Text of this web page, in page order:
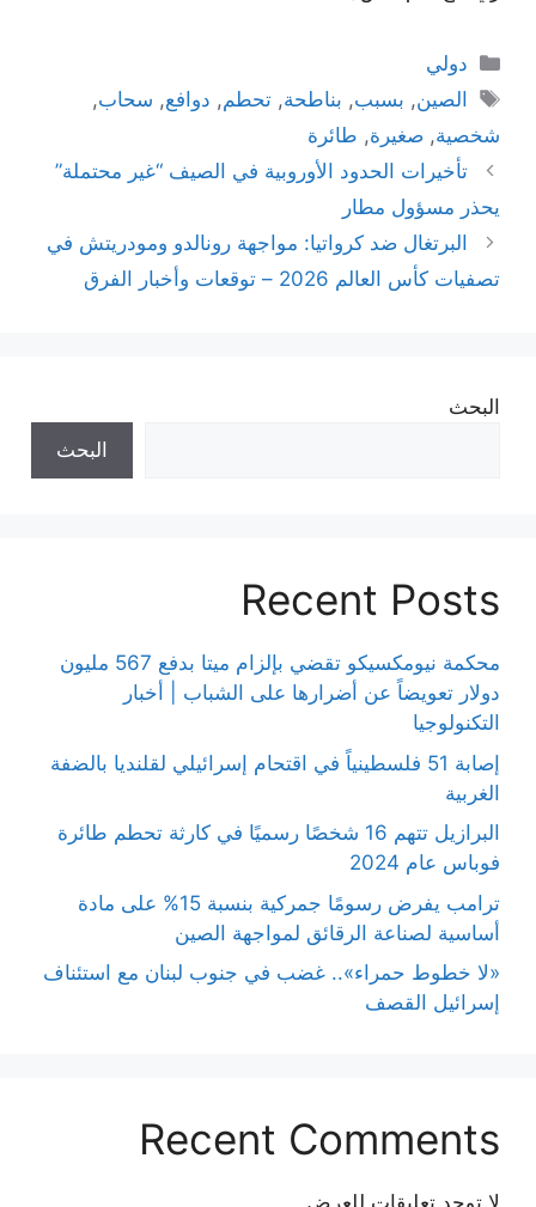
التصنيفات
دولي
الوسوم
الصين, بسبب, بناطحة,تحطم, دوافع, سحاب,
شخصية, صغيرة, طائرة
تأخيرات الحدود الأوروبية في الصيف “غير محتملة”
يحذر مسؤول مطار
البرتغال ضد كرواتيا: مواجهة رونالدو ومودريتش في
تصفيات كأس العالم 2026 – توقعات وأخبار الفرق
البحث
البحث
Recent Posts
محكمة نيومكسيكو تقضي بإلزام ميتا بدفع 567 مليون
دولار تعويضاً عن أضرارها على الشباب | أخبار
التكنولوجيا
إصابة 51 فلسطينياً في اقتحام إسرائيلي لقلنديا بالضفة
الغربية
البرازيل تتهم 16 شخصًا رسميًا في كارثة تحطم طائرة
فوباس عام 2024
ترامب يفرض رسومًا جمركية بنسبة 15% على مادة
أساسية لصناعة الرقائق لمواجهة الصين
«لا خطوط حمراء».. غضب في جنوب لبنان مع استئناف
إسرائيل القصف
Recent Comments